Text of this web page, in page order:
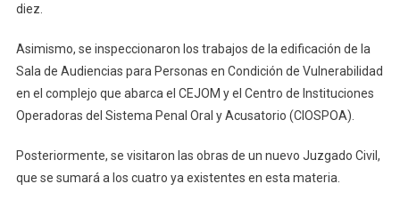
diez.
Asimismo, se inspeccionaron los trabajos de la edificación de la
Sala de Audiencias para Personas en Condición de Vulnerabilidad
en el complejo que abarca el CEJOM y el Centro de Instituciones
Operadoras del Sistema Penal Oral y Acusatorio (CIOSPOA).
Posteriormente, se visitaron las obras de un nuevo Juzgado Civil,
que se sumará a los cuatro ya existentes en esta materia.